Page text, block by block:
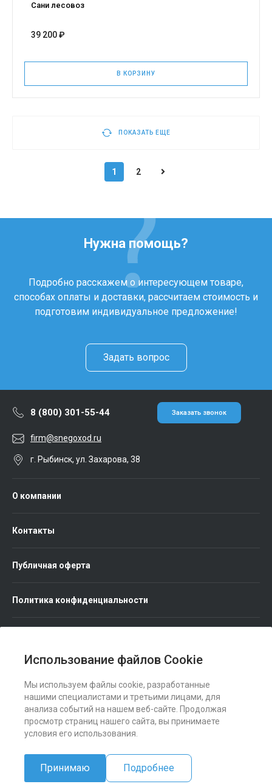
Использование файлов Cookie
Мы используем файлы cookie, разработанные
нашими специалистами и третьими лицами, для
анализа событий на нашем веб-сайте. Продолжая
просмотр страниц нашего сайта, вы принимаете
условия его использования.
Принимаю Подробнее
Сани лесовоз
39 200 ₽
В КОРЗИНУ
ПОКАЗАТЬ ЕЩЕ
1 2
Нужна помощь?
Подробно расскажем о интересующем товаре,
способах оплаты и доставки, рассчитаем стоимость и
подготовим индивидуальное предложение!
Задать вопрос
8 (800) 301-55-44 Заказать звонок
firm@snegoxod.ru
г. Рыбинск, ул. Захарова, 38
О компании
Контакты
Публичная оферта
Политика конфиденциальности
Мы в соц. сетях